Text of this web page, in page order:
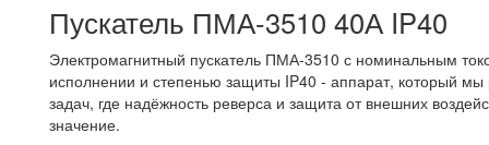
Пускатель ПМА-3510 40А IP40
Электромагнитный пускатель ПМА-3510 с номинальным
исполнении и степенью защиты IP40 - аппарат, который мы
задач, где надёжность реверса и защита от внешних
значение.